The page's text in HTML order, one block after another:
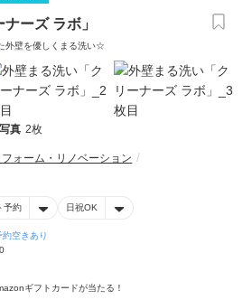
ーズ ラボ」
外壁を優しくまる洗い☆
写真 2枚
ォーム・リノベーション
予約 日祝OK
約空きあり
ギフトカードが当たる！